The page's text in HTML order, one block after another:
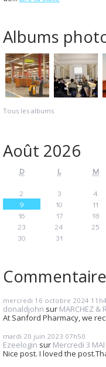
Albums
Tous les albums
Août 2026
D L M
2
3 4
9
10 11
16
17 18
23
24 25
30
31
mercredi 16 octobre 2024
donaldjohn sur MARCHEZ &
At Sanford Pharmacy, we
mardi 20 juin 2023 07h50
Ezeelogin sur Mercredi 3 MAI
Nice post. I loved the